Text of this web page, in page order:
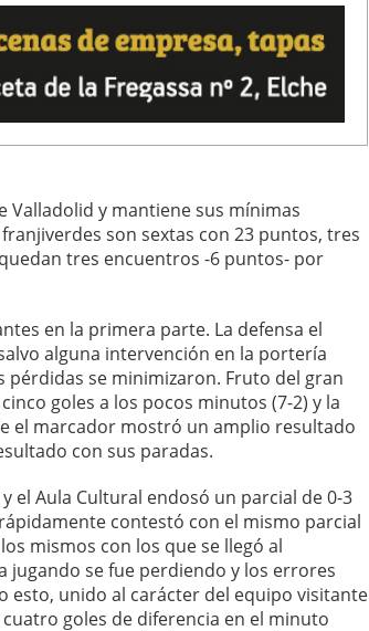
Valladolid y mantiene sus mínimas
son sextas con 23 puntos, tres
tres encuentros -6 puntos- por
en la primera parte. La defensa el
alguna intervención en la portería
se minimizaron. Fruto del gran
goles a los pocos minutos (7-2) y la
el marcador mostró un amplio resultado
con sus paradas.
el Aula Cultural endosó un parcial de 0-3
contestó con el mismo parcial
mismos con los que se llegó al
jugando se fue perdiendo y los errores
esto, unido al carácter del equipo visitante
goles de diferencia en el minuto